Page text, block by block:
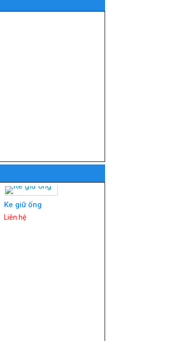
Ke giữ ống
Liên hệ